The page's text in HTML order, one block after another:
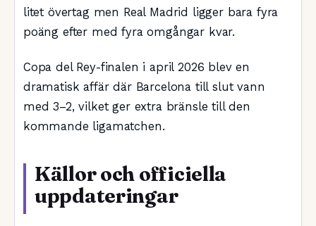
litet övertag men Real Madrid ligger bara fyra
poäng efter med fyra omgångar kvar.
Copa del Rey-finalen i april 2026 blev en
dramatisk affär där Barcelona till slut vann
med 3–2, vilket ger extra bränsle till den
kommande ligamatchen.
Källor och officiella
uppdateringar